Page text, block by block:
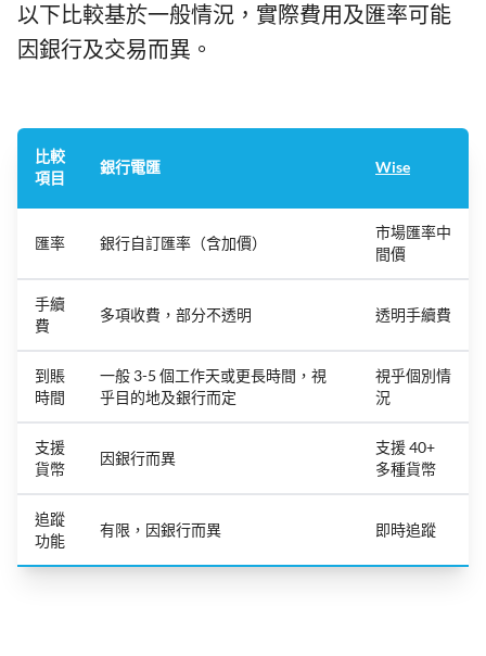
以下比較基於一般情況，實際費用及匯率可能
因銀行及交易而異。
比較
項目
銀行電匯 Wise
匯率 銀行自訂匯率（含加價）
市場匯率中
間價
手續
費
多項收費，部分不透明 透明手續費
到賬
時間
一般 3-5 個工作天或更長時間，視
乎目的地及銀行而定
視乎個別情
況
支援
貨幣
因銀行而異
支援 40+
多種貨幣
追蹤
功能
有限，因銀行而異 即時追蹤